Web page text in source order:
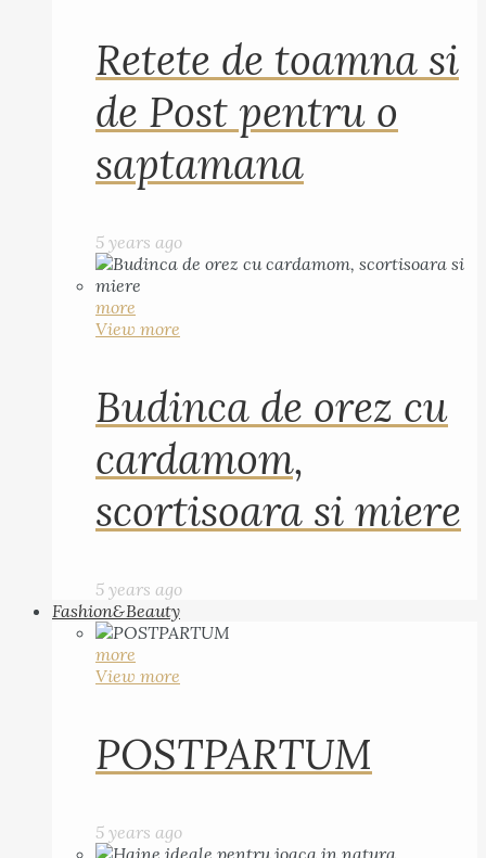
Retete de toamna si
de Post pentru o
saptamana
5 years ago
more
View more
Budinca de orez cu
cardamom,
scortisoara si miere
5 years ago
Fashion&Beauty
more
View more
POSTPARTUM
5 years ago